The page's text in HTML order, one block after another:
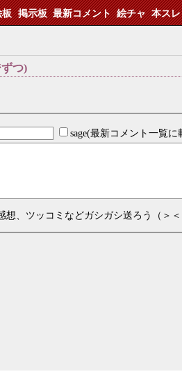
板 掲示板 最新コメント 絵チャ 本スレ
つ)
sage(最新コメント一覧に
想、ツッコミなどガシガシ送ろう（＞